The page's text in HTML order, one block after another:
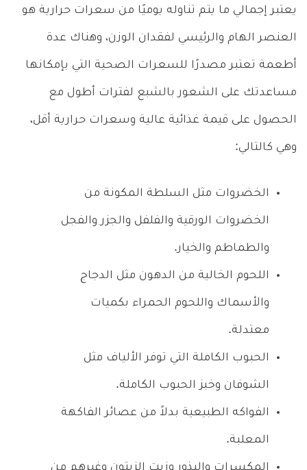
يعتبر إجمالي ما يتم تناوله يوميًا من سعرات حرارية هو
العنصر الهام والرئيسي لفقدان الوزن، وهناك عدة
أطعمة تعتبر مصدرًا للسعرات الصحية التي بإمكانها
مساعدتك على الشعور بالشبع لفترات أطول مع
الحصول على قيمة غذائية عالية وسعرات حرارية أقل،
وهي كالتالي:
الخضروات مثل السلطة المكونة من
الخضروات الورقية والفلفل والجزر والفجل
والطماطم والخيار.
اللحوم الخالية من الدهون مثل الدجاج
والأسماك واللحوم الحمراء بكميات
معتدلة.
الحبوب الكاملة التي توفر الألياف مثل
الشوفان وخبز الحبوب الكاملة.
الفواكه الطبيعية بدلاً من عصائر الفاكهة
المعلبة.